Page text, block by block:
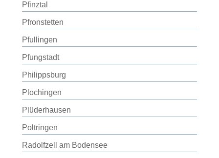
Pfinztal
Pfronstetten
Pfullingen
Pfungstadt
Philippsburg
Plochingen
Plüderhausen
Poltringen
Radolfzell am Bodensee